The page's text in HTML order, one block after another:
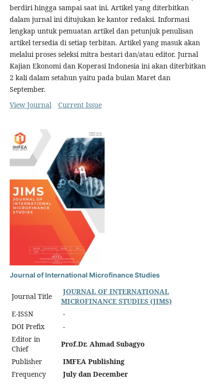
berdiri hingga sampai saat ini. Artikel yang diterbitkan
dalam jurnal ini ditujukan ke kantor redaksi. Informasi
lengkap untuk pemuatan artikel dan petunjuk penulisan
artikel tersedia di setiap terbitan. Artikel yang masuk akan
melalui proses seleksi mitra bestari dan/atau editor. Jurnal
Kajian Ekonomi dan Koperasi Indonesia ini akan diterbitkan
2 kali dalam setahun yaitu pada bulan Maret dan
September.
View Journal
Current Issue
Journal of International Microfinance Studies
Journal Title
JOURNAL OF INTERNATIONAL
MICROFINANCE STUDIES (JIMS)
E-ISSN
-
DOI Prefix
-
Editor in
Chief
Prof.Dr. Ahmad Subagyo
Publisher
IMFEA Publishing
Frequency
July dan December